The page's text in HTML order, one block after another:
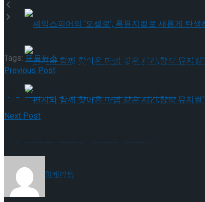
셰익스피어의 ‘오셀로’, 록뮤지컬로 새롭게 탄생하다.창
편지와 함께 찾아온 마법 같은 시간,창작 뮤지컬’연의 편
앙케이트
셰익스피어의 ‘오셀로’, 록뮤지컬로 새롭게 탄생하다.창
Trending Tags
Tags: 포토뉴스
Previous Post
[현장스케치] 김수하, 에우리디케의 미소
Next Post
[현장스케치] 박지연, 귀여운 브이